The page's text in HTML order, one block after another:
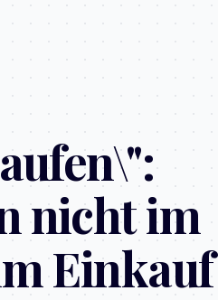
nicht im
Einkauf